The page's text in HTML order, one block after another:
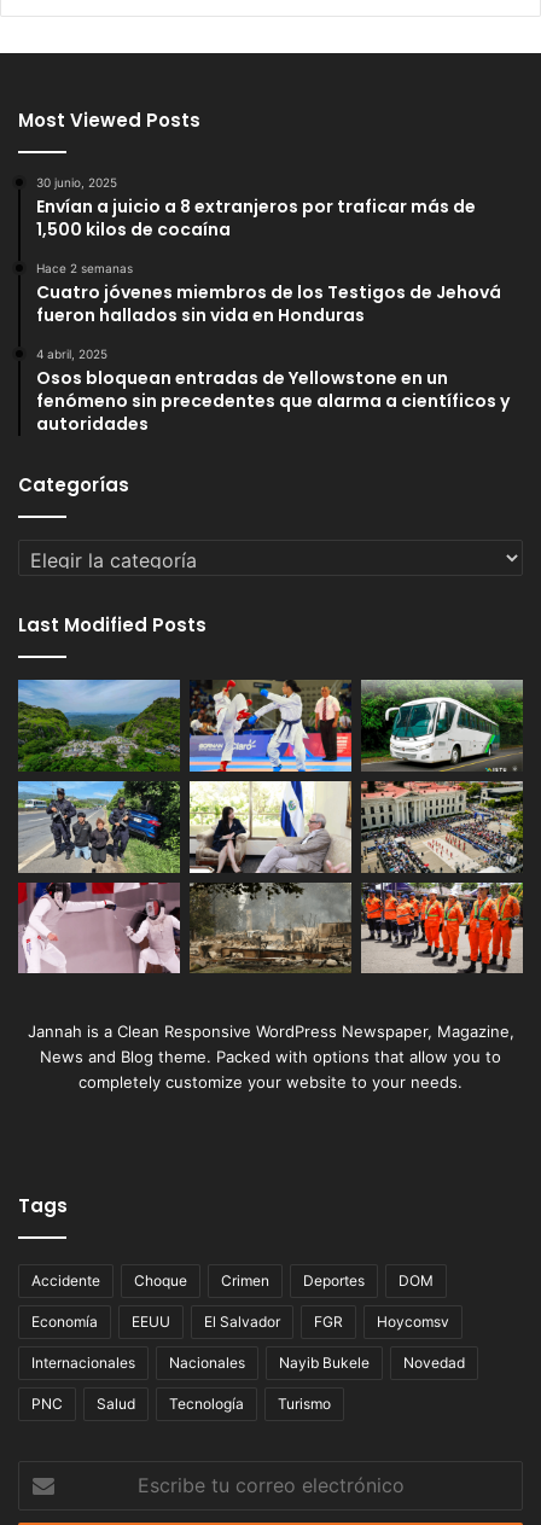
Most Viewed Posts
30 junio, 2025
Envían a juicio a 8 extranjeros por traficar más de
1,500 kilos de cocaína
Hace 2 semanas
Cuatro jóvenes miembros de los Testigos de Jehová
fueron hallados sin vida en Honduras
4 abril, 2025
Osos bloquean entradas de Yellowstone en un
fenómeno sin precedentes que alarma a científicos y
autoridades
Categorías
Categorías
Last Modified Posts
Jannah is a Clean Responsive WordPress Newspaper, Magazine,
News and Blog theme. Packed with options that allow you to
completely customize your website to your needs.
Tags
Accidente Choque Crimen Deportes DOM
Economía EEUU El Salvador FGR Hoycomsv
Internacionales Nacionales Nayib Bukele Novedad
PNC Salud Tecnología Turismo